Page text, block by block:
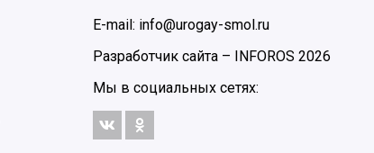
E-mail: info@urogay-smol.ru
Разработчик сайта –
INFOROS 2026
Мы в социальных сетях: